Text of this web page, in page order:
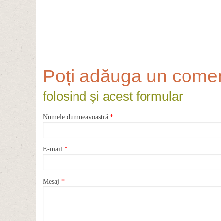
Poți adăuga un
folosind și acest formular
Numele dumneavoastră *
E-mail *
Mesaj *